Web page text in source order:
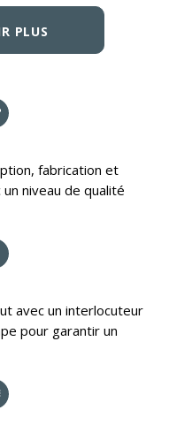
PLUS
fabrication et
niveau de qualité
avec un interlocuteur
pour garantir un